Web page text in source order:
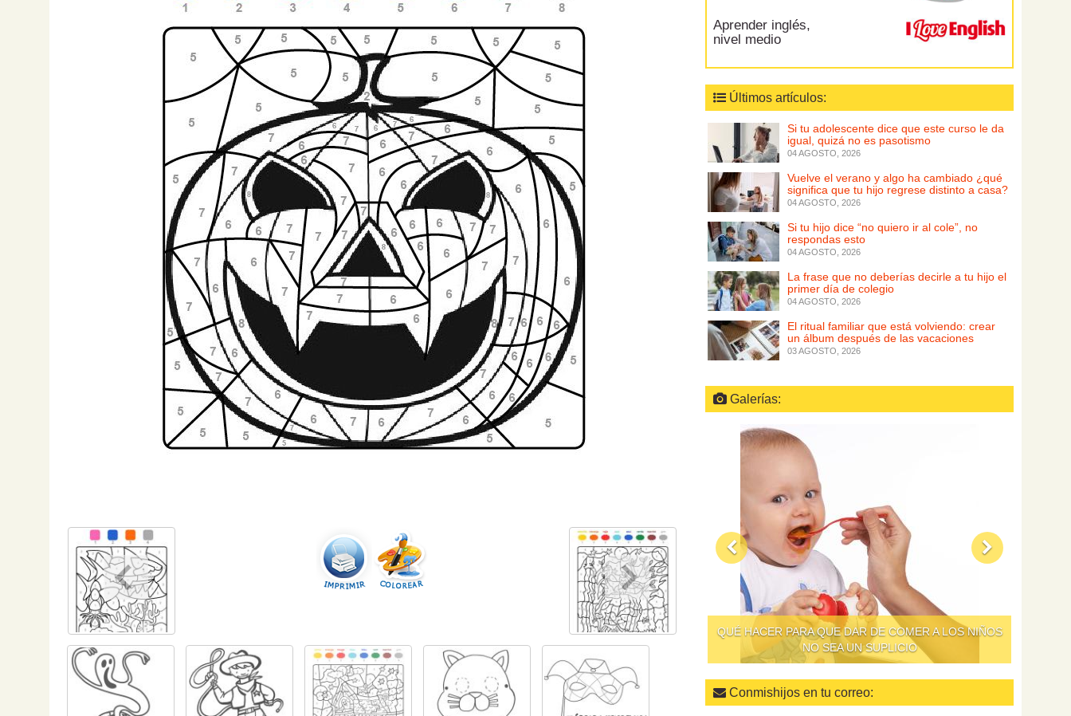
Aprender inglés,
nivel medio
Últimos artículos:
Si tu adolescente dice que este curso le da
igual, quizá no es pasotismo
04 AGOSTO, 2026
Vuelve el verano y algo ha cambiado ¿qué
significa que tu hijo regrese distinto a casa?
04 AGOSTO, 2026
Si tu hijo dice “no quiero ir al cole”, no
respondas esto
04 AGOSTO, 2026
La frase que no deberías decirle a tu hijo el
primer día de colegio
04 AGOSTO, 2026
El ritual familiar que está volviendo: crear
un álbum después de las vacaciones
03 AGOSTO, 2026
Galerías:
QUÉ HACER PARA QUE DAR DE COMER A LOS NIÑOS
NO SEA UN SUPLICIO
Conmishijos en tu correo: